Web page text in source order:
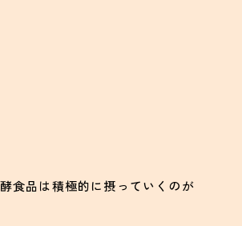
食品は積極的に摂っていくのが